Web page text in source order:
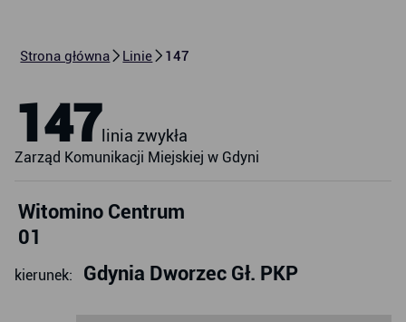
Strona główna Linie 147
147 linia zwykła
Zarząd Komunikacji Miejskiej w Gdyni
Witomino Centrum
01
kierunek: Gdynia Dworzec Gł. PKP